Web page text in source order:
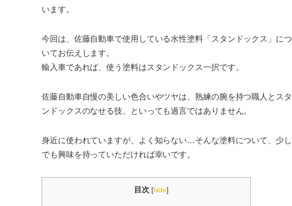
います。
今回は、佐藤自動車で使用している水性塗料「スタンドックス」につ
いてお伝えします。
輸入車であれば、使う塗料はスタンドックス一択です。
佐藤自動車自慢の美しい色合いやツヤは、熟練の腕を持つ職人とスタ
ンドックスのなせる技、といっても過言ではありません。
身近に使われていますが、よく知らない…そんな塗料について、少し
でも興味を持っていただければ幸いです。
目次 [hide]